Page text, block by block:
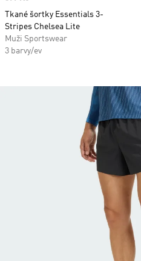
Tkané šortky Essentials 3-
Stripes Chelsea Lite
Muži Sportswear
3 barvy/ev